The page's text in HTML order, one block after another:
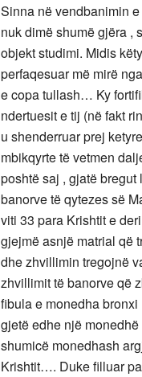
Sinna në vendbanimin
nuk dimë shumë gjëra ,
objekt studimi. Midis
perfaqesuar më mirë
e copa tullash… Ky
ndertuesit e tij (në fakt
u shenderruar prej
mbikqyrte të vetmen
poshtë saj , gjatë
banorve të qytezes së
viti 33 para Krishtit e
gjejmë asnjë matrial që
dhe zhvillimin tregojnë
zhvillimit të banorve që
fibula e monedha
gjetë edhe një
shumicë monedhash
Krishtit…. Duke filluar